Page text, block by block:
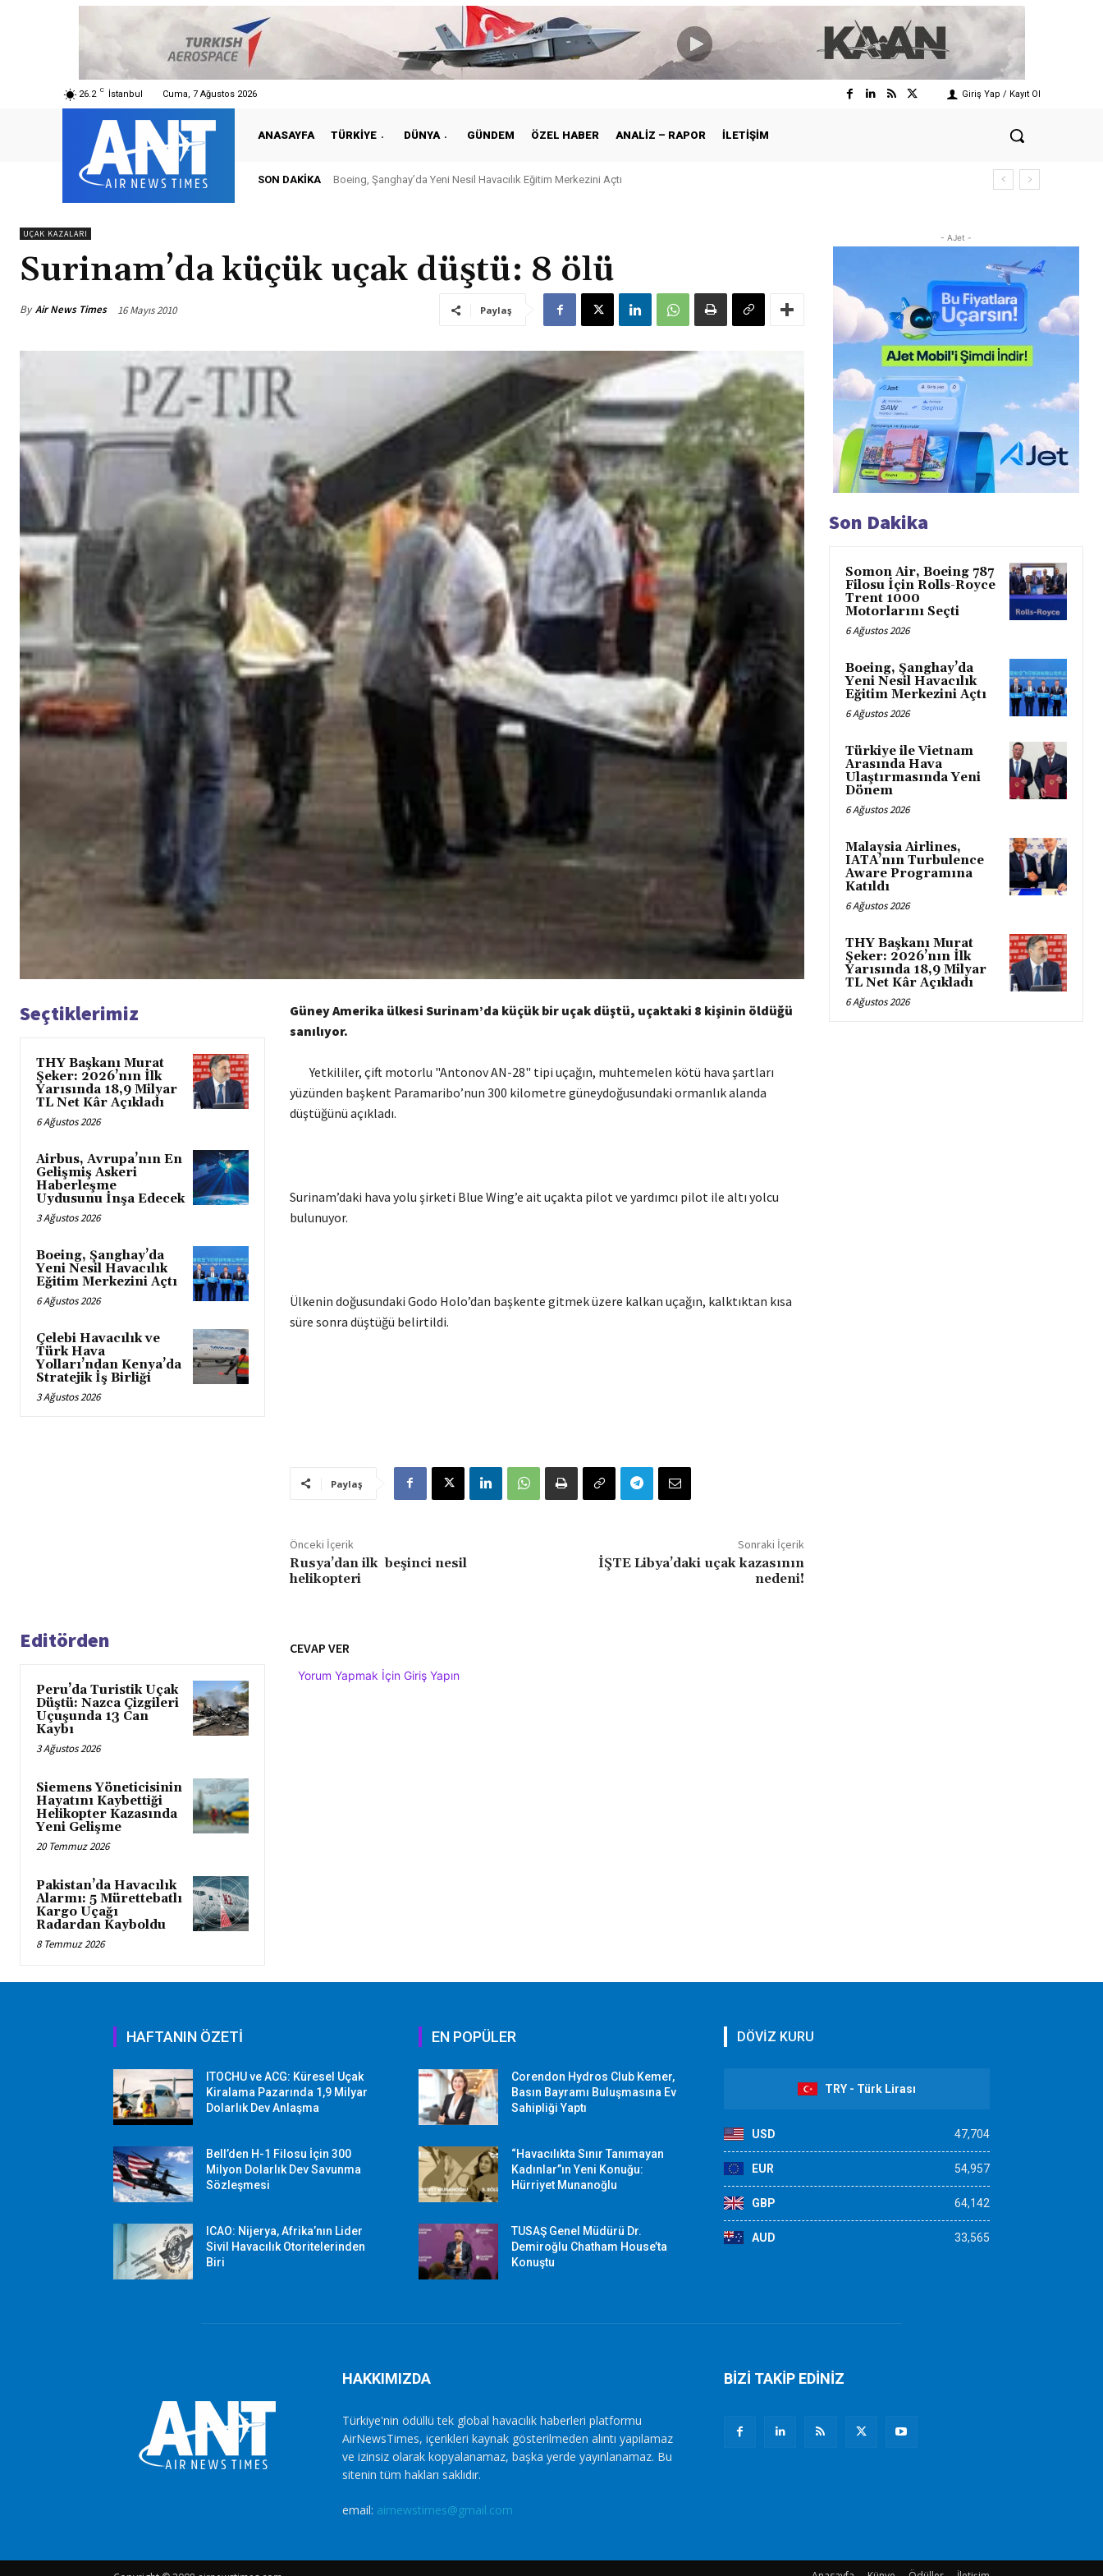
26.2 C İstanbul Cuma, 7 Ağustos 2026 Giriş Yap / Kayıt Ol
ANASAYFA TÜRKIYE DÜNYA GÜNDEM ÖZEL HABER ANALIZ – RAPOR İLETIŞIM
SON DAKIKA Boeing, Şanghay’da Yeni Nesil Havacılık Eğitim Merkezini Açtı
Türkiye ile Vietnam Arasında Hava Ulaştırmasında Yeni Dönem
UÇAK KAZALARI
Surinam’da küçük uçak düştü: 8 ölü
By Air News Times 16 Mayıs 2010 Paylaş
Seçtiklerimiz
THY Başkanı Murat
Şeker: 2026’nın İlk
Yarısında 18,9 Milyar
TL Net Kâr Açıkladı
6 Ağustos 2026
Airbus, Avrupa’nın En
Gelişmiş Askeri
Haberleşme
Uydusunu İnşa Edecek
3 Ağustos 2026
Boeing, Şanghay’da
Yeni Nesil Havacılık
Eğitim Merkezini Açtı
6 Ağustos 2026
Çelebi Havacılık ve
Türk Hava
Yolları’ndan Kenya’da
Stratejik İş Birliği
3 Ağustos 2026
Güney Amerika ülkesi Surinam’da küçük bir uçak düştü, uçaktaki 8 kişinin öldüğü
sanılıyor.
Yetkililer, çift motorlu "Antonov AN-28" tipi uçağın, muhtemelen kötü hava şartları
yüzünden başkent Paramaribo’nun 300 kilometre güneydoğusundaki ormanlık alanda
düştüğünü açıkladı.
Surinam’daki hava yolu şirketi Blue Wing’e ait uçakta pilot ve yardımcı pilot ile altı yolcu
bulunuyor.
Ülkenin doğusundaki Godo Holo’dan başkente gitmek üzere kalkan uçağın, kalktıktan kısa
süre sonra düştüğü belirtildi.
Paylaş
Önceki İçerik
Rusya’dan ilk beşinci nesil
helikopteri
Sonraki İçerik
İŞTE Libya’daki uçak kazasının
nedeni!
Editörden
Peru’da Turistik Uçak
Düştü: Nazca Çizgileri
Uçuşunda 13 Can
Kaybı
3 Ağustos 2026
Siemens Yöneticisinin
Hayatını Kaybettiği
Helikopter Kazasında
Yeni Gelişme
20 Temmuz 2026
Pakistan’da Havacılık
Alarmı: 5 Mürettebatlı
Kargo Uçağı
Radardan Kayboldu
8 Temmuz 2026
CEVAP VER
Yorum Yapmak İçin Giriş Yapın
- AJet -
Son Dakika
Somon Air, Boeing 787
Filosu İçin Rolls-Royce
Trent 1000
Motorlarını Seçti
6 Ağustos 2026
Boeing, Şanghay’da
Yeni Nesil Havacılık
Eğitim Merkezini Açtı
6 Ağustos 2026
Türkiye ile Vietnam
Arasında Hava
Ulaştırmasında Yeni
Dönem
6 Ağustos 2026
Malaysia Airlines,
IATA’nın Turbulence
Aware Programına
Katıldı
6 Ağustos 2026
THY Başkanı Murat
Şeker: 2026’nın İlk
Yarısında 18,9 Milyar
TL Net Kâr Açıkladı
6 Ağustos 2026
HAFTANIN ÖZETİ
ITOCHU ve ACG: Küresel Uçak
Kiralama Pazarında 1,9 Milyar
Dolarlık Dev Anlaşma
Bell’den H-1 Filosu İçin 300
Milyon Dolarlık Dev Savunma
Sözleşmesi
ICAO: Nijerya, Afrika’nın Lider
Sivil Havacılık Otoritelerinden
Biri
EN POPÜLER
Corendon Hydros Club Kemer,
Basın Bayramı Buluşmasına Ev
Sahipliği Yaptı
“Havacılıkta Sınır Tanımayan
Kadınlar”ın Yeni Konuğu:
Hürriyet Munanoğlu
TUSAŞ Genel Müdürü Dr.
Demiroğlu Chatham House’ta
Konuştu
DÖVİZ KURU
TRY - Türk Lirası
USD 47,704
EUR 54,957
GBP 64,142
AUD 33,565
HAKKIMIZDA
Türkiye'nin ödüllü tek global havacılık haberleri platformu
AirNewsTimes, içerikleri kaynak gösterilmeden alıntı yapılamaz
ve izinsiz olarak kopyalanamaz, başka yerde yayınlanamaz. Bu
sitenin tüm hakları saklıdır.
email: airnewstimes@gmail.com
BİZİ TAKİP EDİNİZ